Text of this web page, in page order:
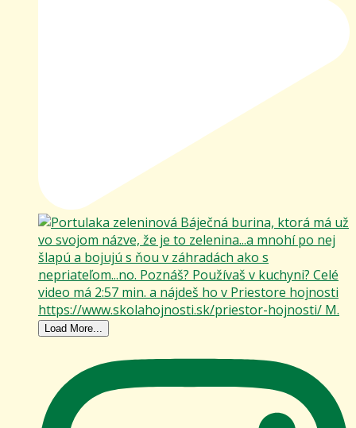
Load More...